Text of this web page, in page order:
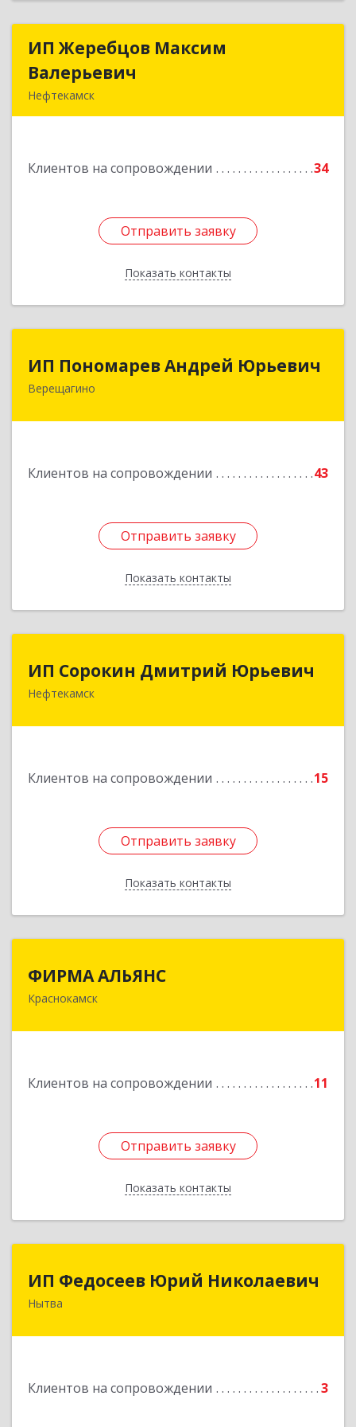
ИП Жеребцов Максим
Валерьевич
Нефтекамск
Клиентов на сопровождении 34
Отправить заявку
Показать контакты
ИП Жеребцов Максим
Подробнее
Отправить заявку
Назад
ИП Пономарев Андрей Юрьевич
Верещагино
Клиентов на сопровождении 43
Отправить заявку
Показать контакты
ИП Пономарев Андрей Юрьевич
617120, Пермский край, Верещагинский р-н,
Отправить заявку
Назад
ИП Сорокин Дмитрий Юрьевич
Нефтекамск
Клиентов на сопровождении 15
Отправить заявку
Показать контакты
ИП Сорокин Дмитрий Юрьевич
452684, Башкортостан Респ, Нефтекамск г,
Отправить заявку
Назад
ФИРМА АЛЬЯНС
Краснокамск
Клиентов на сопровождении 11
Отправить заявку
Показать контакты
Отправить заявку
Назад
ИП Федосеев Юрий Николаевич
Нытва
Клиентов на сопровождении 3
ИП Федосеев Юрий Николаевич